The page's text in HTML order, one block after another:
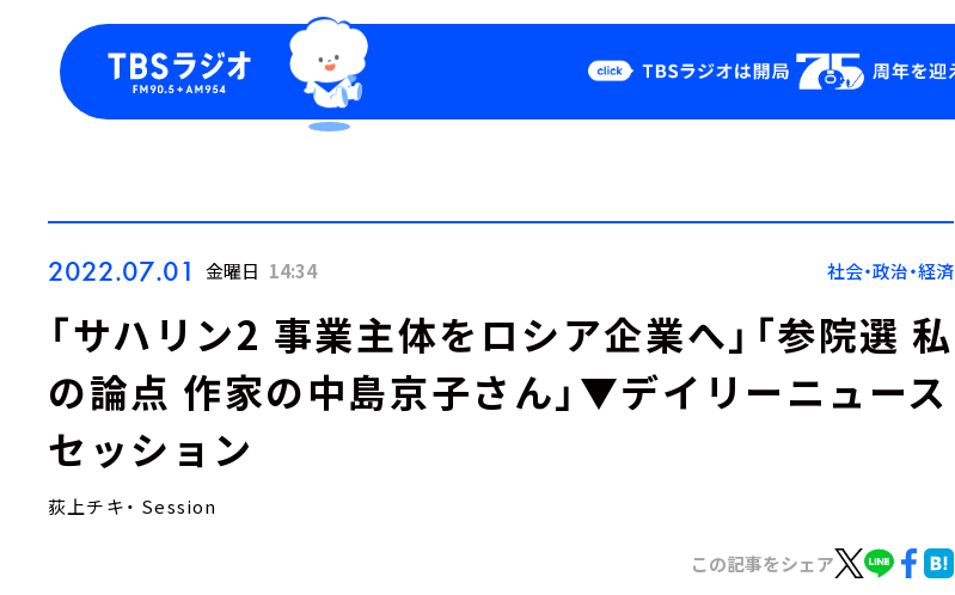
Podcast
YouTube
会社情報
2022.07.01 金曜日 14:34 社会・政治・経済
「サハリン2 事業主体をロシア企業へ」「参院選 私
の論点 作家の中島京子さん」▼デイリーニュース
セッション
荻上チキ・ Session
この記事をシェア